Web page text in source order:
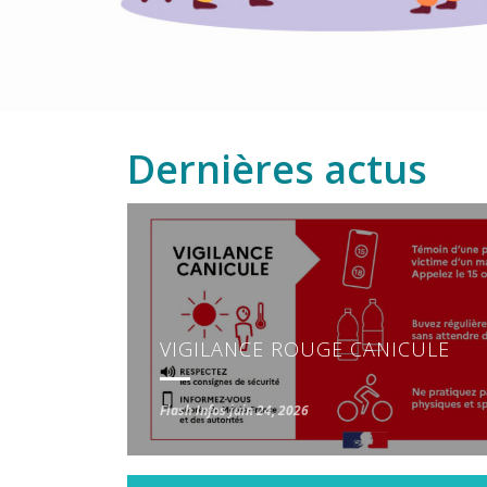
Dernières actus
VIGILANCE ROUGE CANICULE
Flash Infosjuin 24, 2026